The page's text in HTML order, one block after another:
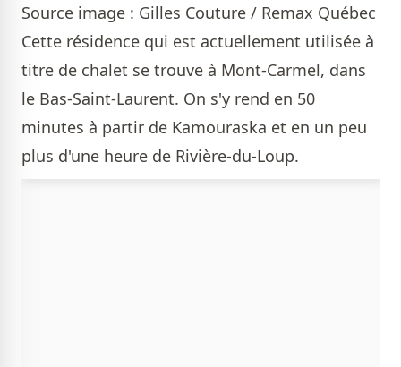
Source image : Gilles Couture / Remax Québec
Cette résidence qui est actuellement utilisée à
titre de chalet se trouve à Mont-Carmel, dans
le Bas-Saint-Laurent. On s'y rend en 50
minutes à partir de Kamouraska et en un peu
plus d'une heure de Rivière-du-Loup.